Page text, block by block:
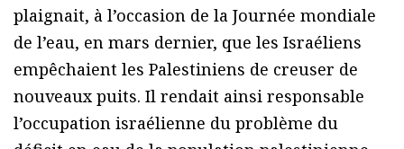
plaignait, à l’occasion de la Journée mondiale
de l’eau, en mars dernier, que les Israéliens
empêchaient les Palestiniens de creuser de
nouveaux puits. Il rendait ainsi responsable
l’occupation israélienne du problème du